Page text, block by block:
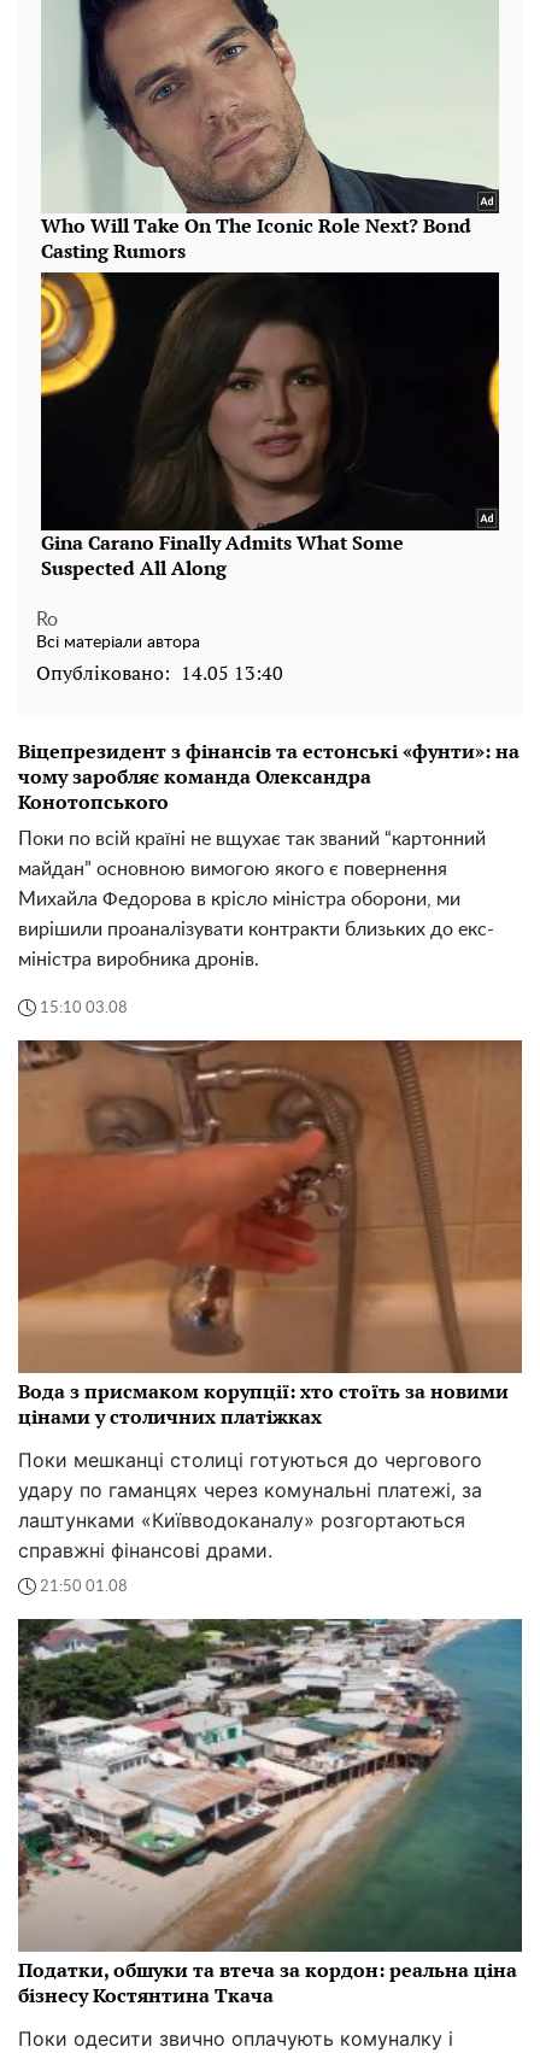
Ro
Всі матеріали автора
Опубліковано: 14.05 13:40
Віцепрезидент з фінансів та естонські «фунти»: на
чому заробляє команда Олександра
Конотопського
Поки по всій країні не вщухає так званий “картонний
майдан” основною вимогою якого є повернення
Михайла Федорова в крісло міністра оборони, ми
вирішили проаналізувати контракти близьких до екс-
міністра виробника дронів.
15:10 03.08
Вода з присмаком корупції: хто стоїть за новими
цінами у столичних платіжках
Поки мешканці столиці готуються до чергового
удару по гаманцях через комунальні платежі, за
лаштунками «Київводоканалу» розгортаються
справжні фінансові драми.
21:50 01.08
Податки, обшуки та втеча за кордон: реальна ціна
бізнесу Костянтина Ткача
Поки одесити звично оплачують комуналку і